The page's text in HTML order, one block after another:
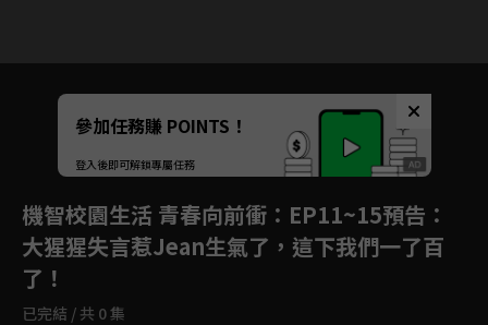
Unmute
參加任務賺 POINTS！
登入後即可解鎖專屬任務
機智校園生活 青春向前衝 ：EP11~15預告：
大猩猩失言惹Jean生氣了，這下我們一了百
了！
已完結 / 共 0 集